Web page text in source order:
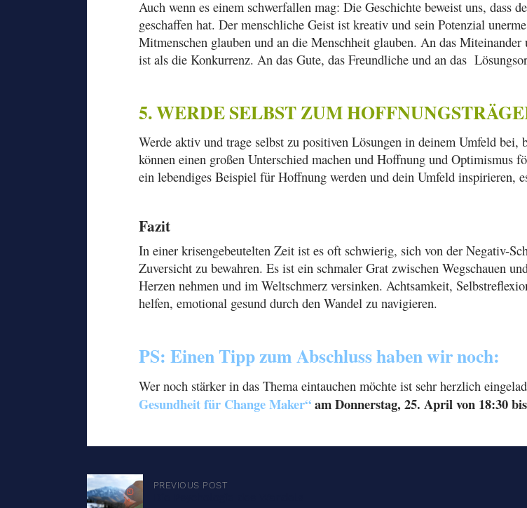
Auch wenn es einem schwerfallen mag: Die Geschichte beweist uns, dass
geschaffen hat. Der menschliche Geist ist kreativ und sein Potenzial
Mitmenschen glauben und an die Menschheit glauben. An das
ist als die Konkurrenz. An das Gute, das Freundliche und an das
5. WERDE SELBST ZUM
Werde aktiv und trage selbst zu positiven Lösungen in deinem Umfeld
können einen großen Unterschied machen und Hoffnung und Optimismus
ein lebendiges Beispiel für Hoffnung werden und dein Umfeld inspirieren,
Fazit
In einer krisengebeutelten Zeit ist es oft schwierig, sich von der Negativ-
Zuversicht zu bewahren. Es ist ein schmaler Grat zwischen Wegschauen
Herzen nehmen und im Weltschmerz versinken. Achtsamkeit,
helfen, emotional gesund durch den Wandel zu navigieren.
PS: Einen Tipp zum Abschluss haben wir noch:
Wer noch stärker in das Thema eintauchen möchte ist sehr herzlich
Gesundheit für Change Maker“amDonnerstag, 25. April von 18:30
PREVIOUS POST